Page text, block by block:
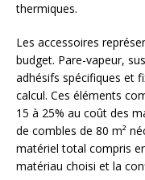
thermiques.
Les accessoires
budget. Pare-vapeur,
adhésifs spécifiques et
calcul. Ces éléments
15 à 25% au coût des
de combles de 80 m²
matériel total compris
matériau choisi et la